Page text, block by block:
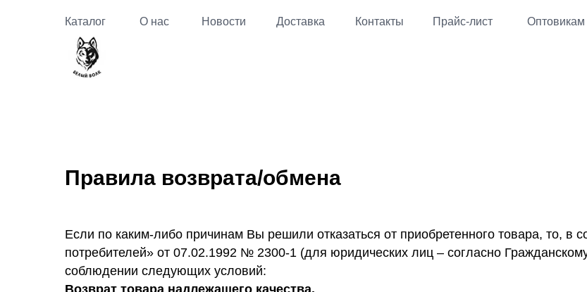
Новости
О нас
Каталог Доставка Прайс-лист Оптовикам
Контакты
Правила возврата/обмена
Если по каким-либо причинам Вы решили отказаться от приобретенного товара, то, в
потребителей» от 07.02.1992 № 2300-1 (для юридических лиц – согласно
соблюдении следующих условий:
Возврат товара надлежащего качества.